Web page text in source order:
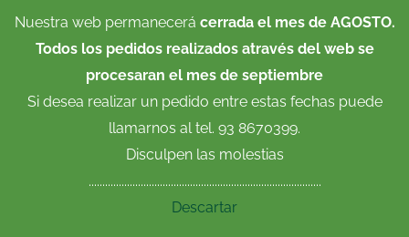
Nuestra web permanecerá cerrada el mes de AGOSTO.
Todos los pedidos realizados através del web se
procesaran el mes de septiembre
Si desea realizar un pedido entre estas fechas puede
llamarnos al tel. 93 8670399.
Disculpen las molestias
.....................................................................................
Descartar